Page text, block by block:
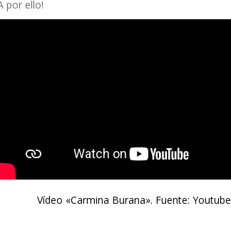
por ello!
Vídeo «Carmina Burana». Fuente: